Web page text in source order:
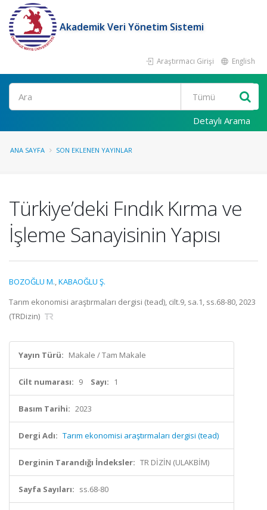
Akademik Veri Yönetim Sistemi
Araştırmacı Girişi English
Ara
Detaylı Arama
ANA SAYFA SON EKLENEN YAYINLAR
Türkiye’deki Fındık Kırma ve
İşleme Sanayisinin Yapısı
BOZOĞLU M.,KABAOĞLU Ş.
Tarım ekonomisi araştırmaları dergisi (tead), cilt.9, sa.1, ss.68-80, 2023
(TRDizin)
Yayın Türü: Makale / Tam Makale
Cilt numarası: 9 Sayı: 1
Basım Tarihi: 2023
Dergi Adı: Tarım ekonomisi araştırmaları dergisi (tead)
Derginin Tarandığı İndeksler: TR DİZİN (ULAKBİM)
Sayfa Sayıları: ss.68-80